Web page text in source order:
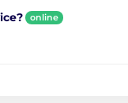
online